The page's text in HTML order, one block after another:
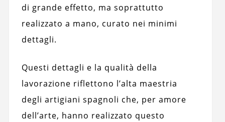
di grande effetto, ma soprattutto
realizzato a mano, curato nei minimi
dettagli.
Questi dettagli e la qualità della
lavorazione riflettono l’alta maestria
degli artigiani spagnoli che, per amore
dell’arte, hanno realizzato questo